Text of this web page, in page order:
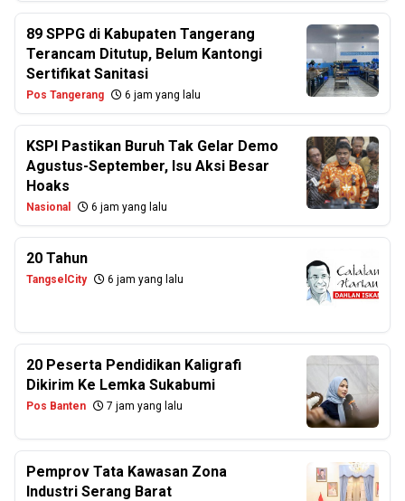
89 SPPG di Kabupaten Tangerang
Terancam Ditutup, Belum Kantongi
Sertifikat Sanitasi
Pos Tangerang 6 jam yang lalu
KSPI Pastikan Buruh Tak Gelar Demo
Agustus-September, Isu Aksi Besar
Hoaks
Nasional 6 jam yang lalu
20 Tahun
TangselCity 6 jam yang lalu
20 Peserta Pendidikan Kaligrafi
Dikirim Ke Lemka Sukabumi
Pos Banten 7 jam yang lalu
Pemprov Tata Kawasan Zona
Industri Serang Barat